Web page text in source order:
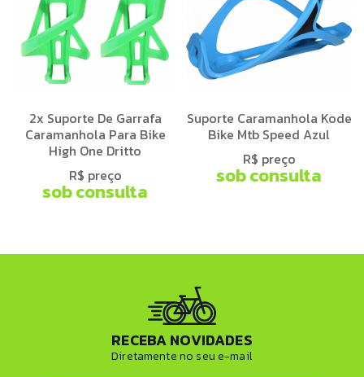
2x Suporte De Garrafa
Caramanhola Para Bike
High One Dritto
R$ preço
sob consulta
Suporte Caramanhola Kode
Bike Mtb Speed Azul
R$ preço
sob consulta
RECEBA NOVIDADES
Diretamente no seu e-mail